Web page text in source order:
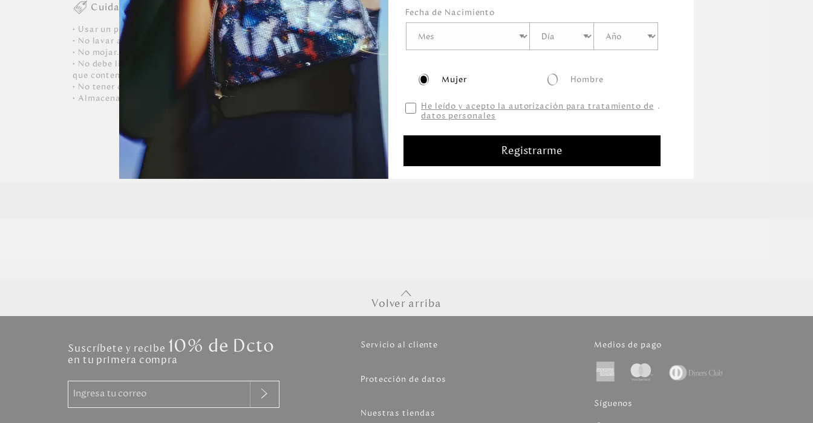
Cuidados
• Usar un paño blanco limpio ligeramente húmedo.
• No lavar a máquina, ni usar detergentes.
• No mojar.
• No debe limpiarse, ni dejarle caer perfumes, gel ni ningún líquido
que contenga alcohol o solvente.
• No tener contacto con tinta de bolígrafos, ni marcadores.
• Almacenar siempre en lugares ventilados.
Volver arriba
Suscríbete y recibe 10% de Dcto
en tu primera compra
Servicio al cliente
Protección de datos
Nuestras tiendas
Medios de pago
Síguenos
Fecha de Nacimiento
Mujer Hombre
He leído y acepto la autorización para tratamiento de
datos personales
.
Registrarme